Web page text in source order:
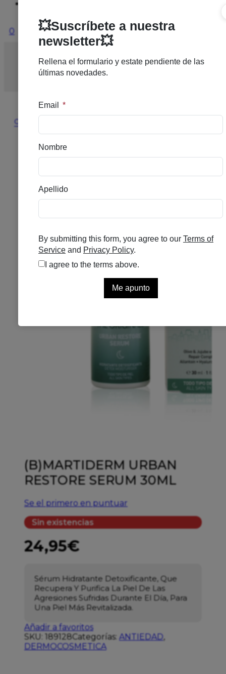
0
Inicio/DERMOCOSMETICA/ANTIEDAD/
URBAN RESTORE SERUM 30ML
🔍
(B)MARTIDERM URBAN
RESTORE SERUM 30ML
Se el primero en puntuar
Sin existencias
24,95€
Sérum Hidratante Detoxificante, Que
Recupera Y Purifica La Piel De Las
Agresiones Sufridas Durante El Día, Para
Una Piel Más Revitalizada.
Añadir a favoritos
SKU: 189128Categorías: ANTIEDAD,
DERMOCOSMETICA